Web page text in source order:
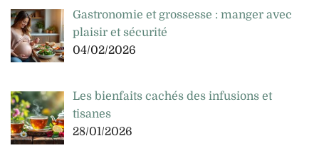
Gastronomie et grossesse : manger avec
plaisir et sécurité
04/02/2026
Les bienfaits cachés des infusions et
tisanes
28/01/2026